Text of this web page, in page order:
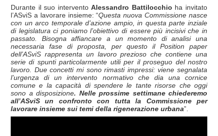
Durante il suo intervento Alessandro Battilocchio ha invitato
l’ASviS a lavorare insieme: “Questa nuova Commissione nasce
con un arco temporale d’azione ampio, in questa parte inziale
di legislatura ci poniamo l’obiettivo di essere più incisivi che in
passato. Bisogna affiancare a un momento di analisi una
necessaria fase di proposta, per questo il Position paper
dell’ASviS rappresenta un lavoro prezioso che contiene una
serie di spunti particolarmente utili per il proseguo del nostro
lavoro. Due concetti mi sono rimasti impressi: viene segnalata
l’urgenza di un intervento normativo che dia una cornice
comune e la capacità di spendere le tante risorse che oggi
sono a disposizione. Nelle prossime settimane chiederemo
all’ASviS un confronto con tutta la Commissione per
lavorare insieme sui temi della rigenerazione urbana”.